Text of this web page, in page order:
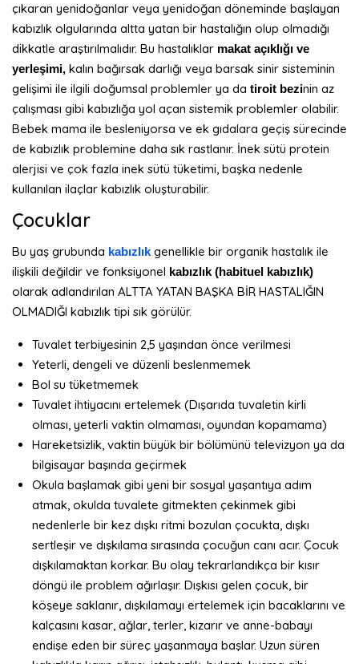
çıkaran yenidoğanlar veya yenidoğan döneminde başlayan
kabızlık olgularında altta yatan bir hastalığın olup olmadığı
dikkatle araştırılmalıdır. Bu hastalıklar makat açıklığı ve
yerleşimi, kalın bağırsak darlığı veya barsak sinir sisteminin
gelişimi ile ilgili doğumsal problemler ya da tiroit bezinin az
çalışması gibi kabızlığa yol açan sistemik problemler olabilir.
Bebek mama ile besleniyorsa ve ek gıdalara geçiş sürecinde
de kabızlık problemine daha sık rastlanır. İnek sütü protein
alerjisi ve çok fazla inek sütü tüketimi, başka nedenle
kullanılan ilaçlar kabızlık oluşturabilir.
Çocuklar
Bu yaş grubunda kabızlık genellikle bir organik hastalık ile
ilişkili değildir ve fonksiyonel kabızlık (habituel kabızlık)
olarak adlandırılan ALTTA YATAN BAŞKA BİR HASTALIĞIN
OLMADIĞI kabızlık tipi sık görülür.
Tuvalet terbiyesinin 2,5 yaşından önce verilmesi
Yeterli, dengeli ve düzenli beslenmemek
Bol su tüketmemek
Tuvalet ihtiyacını ertelemek (Dışarıda tuvaletin kirli
olması, yeterli vaktin olmaması, oyundan kopamama)
Hareketsizlik, vaktin büyük bir bölümünü televizyon ya da
bilgisayar başında geçirmek
Okula başlamak gibi yeni bir sosyal yaşantıya adım
atmak, okulda tuvalete gitmekten çekinmek gibi
nedenlerle bir kez dışkı ritmi bozulan çocukta, dışkı
sertleşir ve dışkılama sırasında çocuğun canı acır. Çocuk
dışkılamaktan korkar. Bu olay tekrarlandıkça bir kısır
döngü ile problem ağırlaşır. Dışkısı gelen çocuk, bir
köşeye saklanır, dışkılamayı ertelemek için bacaklarını ve
kalçasını kasar, ağlar, terler, kızarır ve anne-babayı
endişe eden bir süreç yaşanmaya başlar. Uzun süren